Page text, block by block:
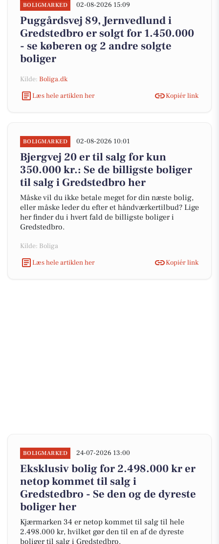
BOLIGMARKED 02-08-2026 15:09
Puggårdsvej 89, Jernvedlund i
Gredstedbro er solgt for 1.450.000
- se køberen og 2 andre solgte
boliger
Kilde: Boliga.dk
Læs hele artiklen her
Kopiér link
BOLIGMARKED 02-08-2026 10:01
Bjergvej 20 er til salg for kun
350.000 kr.: Se de billigste boliger
til salg i Gredstedbro her
Måske vil du ikke betale meget for din næste bolig,
eller måske leder du efter et håndværkertilbud? Lige
her finder du i hvert fald de billigste boliger i
Gredstedbro.
Kilde: Boliga
Læs hele artiklen her
Kopiér link
BOLIGMARKED 24-07-2026 13:00
Eksklusiv bolig for 2.498.000 kr er
netop kommet til salg i
Gredstedbro - Se den og de dyreste
boliger her
Kjærmarken 34 er netop kommet til salg til hele
2.498.000 kr, hvilket gør den til en af de dyreste
boliger til salg i Gredstedbro.